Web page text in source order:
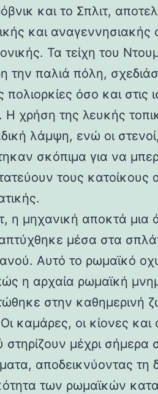
και το Σπλιτ,
και αναγεννησιακής
Τα τείχη του
την παλιά πόλη,
πολιορκίες όσο και στις
Η χρήση της λευκής
λάμψη, ενώ οι
σκόπιμα για να
τους κατοίκους
η μηχανική αποκτά
μέσα στα
Αυτό το ρωμαϊκό
η αρχαία ρωμαϊκή
στην καθημερινή
καμάρες, οι κίονες και
στηρίζουν μέχρι σήμερα
αποδεικνύοντας τη
των ρωμαϊκών